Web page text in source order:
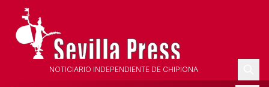
NOTICIARIO INDEPENDIENTE DE CHIPIONA